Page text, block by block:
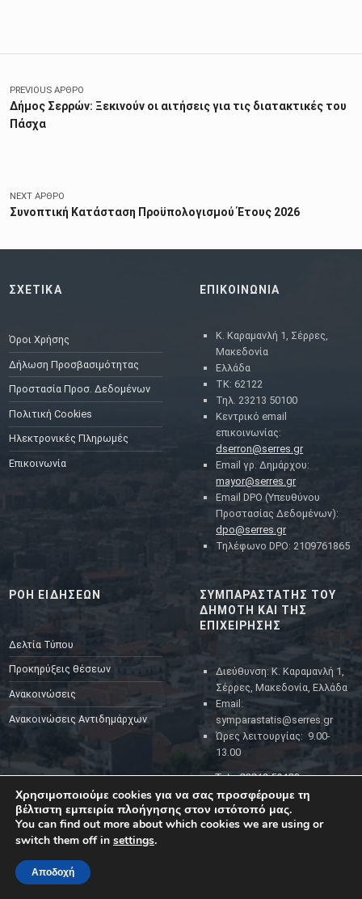
Πλοήγηση άρθρων
PREVIOUS ΆΡΘΡΟ
Δήμος Σερρών: Ξεκινούν οι αιτήσεις για τις διατακτικές του
Πάσχα
NEXT ΆΡΘΡΟ
Συνοπτική Κατάσταση Προϋπολογισμού Έτους 2026
ΣΧΕΤΙΚΑ
Όροι Χρήσης
Δήλωση Προσβασιμότητας
Προστασία Προσ. Δεδομένων
Πολιτική Cookies
Ηλεκτρονικές Πληρωμές
Επικοινωνία
ΕΠΙΚΟΙΝΩΝΙΑ
Κ. Καραμανλή 1, Σέρρες,
Μακεδονία
Ελλάδα
ΤΚ: 62122
Τηλ. 23213 50100
Κεντρικό email
επικοινωνίας:
dserron@serres.gr
Email γρ. Δημάρχου:
mayor@serres.gr
Email DPO (Υπευθύνου
Προστασίας Δεδομένων):
dpo@serres.gr
Τηλέφωνο DPO: 2109761865
ΡΟΗ ΕΙΔΗΣΕΩΝ
Δελτία Τύπου
Προκηρύξεις θέσεων
Ανακοινώσεις
Ανακοινώσεις Αντιδημάρχων
ΣΥΜΠΑΡΑΣΤΑΤΗΣ ΤΟΥ
ΔΗΜΟΤΗ ΚΑΙ ΤΗΣ
ΕΠΙΧΕΙΡΗΣΗΣ
Διεύθυνση: Κ. Καραμανλή 1,
Σέρρες, Μακεδονία, Ελλάδα
Email:
symparastatis@serres.gr
Ώρες λειτουργίας: 9.00-
13.00
Χρησιμοποιούμε cookies για να σας προσφέρουμε τη
βέλτιστη εμπειρία πλοήγησης στον ιστότοπό μας.
You can find out more about which cookies we are using or
switch them off in settings.
Αποδοχή